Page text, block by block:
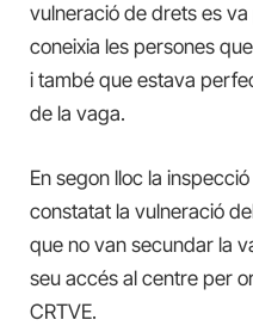
vulneració de drets es
coneixia les persones
i també que estava
de la vaga.
En segon lloc la
constatat la vulneració
que no van secundar la
seu accés al centre per
CRTVE.